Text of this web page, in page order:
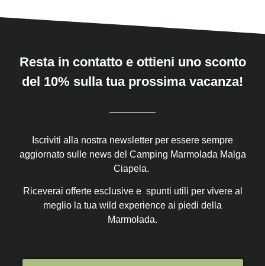
Resta in contatto e ottieni uno sconto
del 10% sulla tua prossima vacanza!
Iscriviti alla nostra newsletter per essere sempre
aggiornato sulle news del Camping Marmolada Malga
Ciapela.
Riceverai offerte esclusive e spunti utili per vivere al
meglio la tua wild experience ai piedi della
Marmolada.